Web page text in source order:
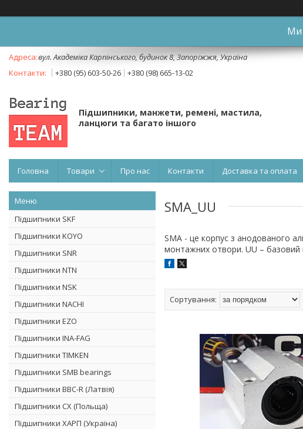
Ми
вул. Академіка Карпінського, будинок 8, Запоріжжя, Україна
+380 (95) 603-50-26
+380 (98) 665-13-02
Підшипники, манжети, ремені, мастила,
ланцюги та багато іншого
Головна Товари Про нас Контакти Доставка та оплата
Підшипники SKF
Підшипники KOYO
Підшипники SNR
Підшипники NTN
Підшипники NSK
Підшипники NACHI
Підшипники EZO
Підшипники INA-FAG
Підшипники TIMKEN
Підшипники SMB bearings
Підшипники BBC-R (Латвія)
Підшипники CX (Польща)
Підшипники ХАРП (Україна)
SMA_UU
SMA - це корпус з анодованого
монтажних отвори. UU – базовий